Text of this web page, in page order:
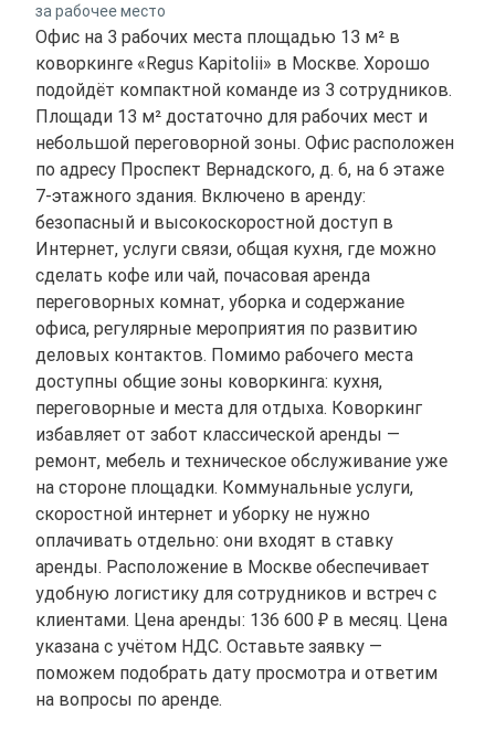
за рабочее место
Офис на 3 рабочих места площадью 13 м² в
коворкинге «Regus Kapitolii» в Москве. Хорошо
подойдёт компактной команде из 3 сотрудников.
Площади 13 м² достаточно для рабочих мест и
небольшой переговорной зоны. Офис расположен
по адресу Проспект Вернадского, д. 6, на 6 этаже
7-этажного здания. Включено в аренду:
безопасный и высокоскоростной доступ в
Интернет, услуги связи, общая кухня, где можно
сделать кофе или чай, почасовая аренда
переговорных комнат, уборка и содержание
офиса, регулярные мероприятия по развитию
деловых контактов. Помимо рабочего места
доступны общие зоны коворкинга: кухня,
переговорные и места для отдыха. Коворкинг
избавляет от забот классической аренды —
ремонт, мебель и техническое обслуживание уже
на стороне площадки. Коммунальные услуги,
скоростной интернет и уборку не нужно
оплачивать отдельно: они входят в ставку
аренды. Расположение в Москве обеспечивает
удобную логистику для сотрудников и встреч с
клиентами. Цена аренды: 136 600 ₽ в месяц. Цена
указана с учётом НДС. Оставьте заявку —
поможем подобрать дату просмотра и ответим
на вопросы по аренде.